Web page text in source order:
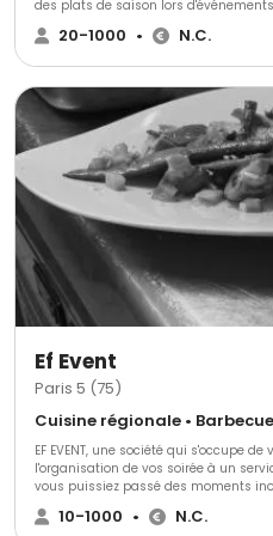
des plats de saison lors
famille. Forts de l'enthousiasme de
créer notre entreprise de traiteur
20-1000 • N.C.
Ef Event
Paris 5 (75)
EF EVENT, une société qui s'occupe
l'organisation de vos soirée à un
vous puissiez passé des moments
l'organisation.
10-1000 • N.C.